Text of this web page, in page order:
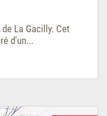
La Gacilly. Cet
d'un...